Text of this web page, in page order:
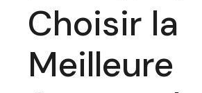
Choisir la
Meilleure